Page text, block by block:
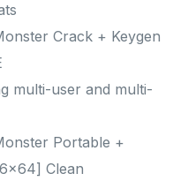
Crack + Keygen
multi-user and multi-
Portable +
Clean